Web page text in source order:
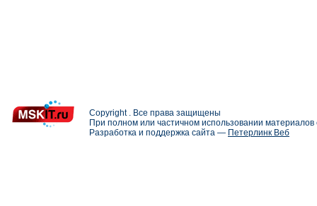
Copyright . Все права защищены
При полном или частичном использовании
Разработка и поддержка сайта — Петерлинк Веб